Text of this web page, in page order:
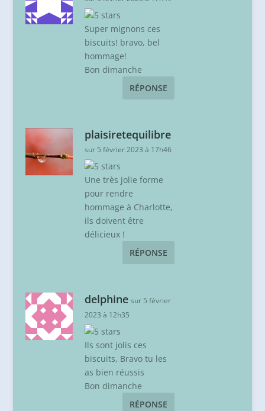
Super mignons ces
biscuits! bravo, bel
hommage!
Bon dimanche
RÉPONSE
plaisiretequilibre
sur 5 février 2023 à 17h46
Une très jolie forme
pour rendre
hommage à Charlotte,
ils doivent être
délicieux !
RÉPONSE
delphine sur 5 février
2023 à 12h35
Ils sont jolis ces
biscuits, Bravo tu les
as bien réussis
Bon dimanche
RÉPONSE